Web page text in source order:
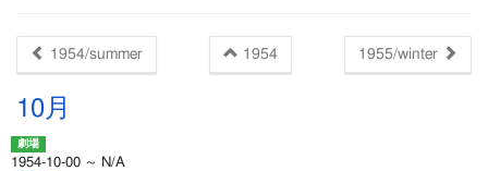
1954/summer 1954 1955/winter
10月
1954-10-00 ～ N/A